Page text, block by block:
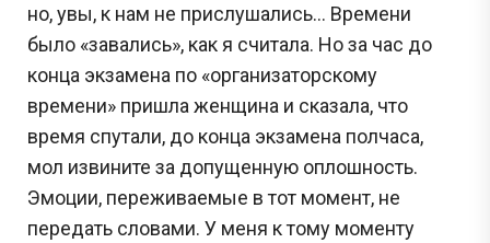
но, увы, к нам не прислушались… Времени
было «завались», как я считала. Но за час до
конца экзамена по «организаторскому
времени» пришла женщина и сказала, что
время спутали, до конца экзамена полчаса,
мол извините за допущенную оплошность.
Эмоции, переживаемые в тот момент, не
передать словами. У меня к тому моменту